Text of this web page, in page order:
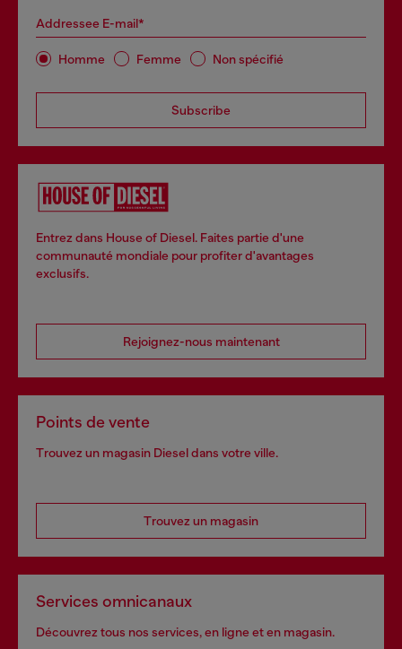
Addressee E-mail*
Homme Femme Non spécifié
Subscribe
Entrez dans House of Diesel. Faites partie d'une
communauté mondiale pour profiter d'avantages
exclusifs.
Rejoignez-nous maintenant
Points de vente
Trouvez un magasin Diesel dans votre ville.
Trouvez un magasin
Services omnicanaux
Découvrez tous nos services, en ligne et en magasin.